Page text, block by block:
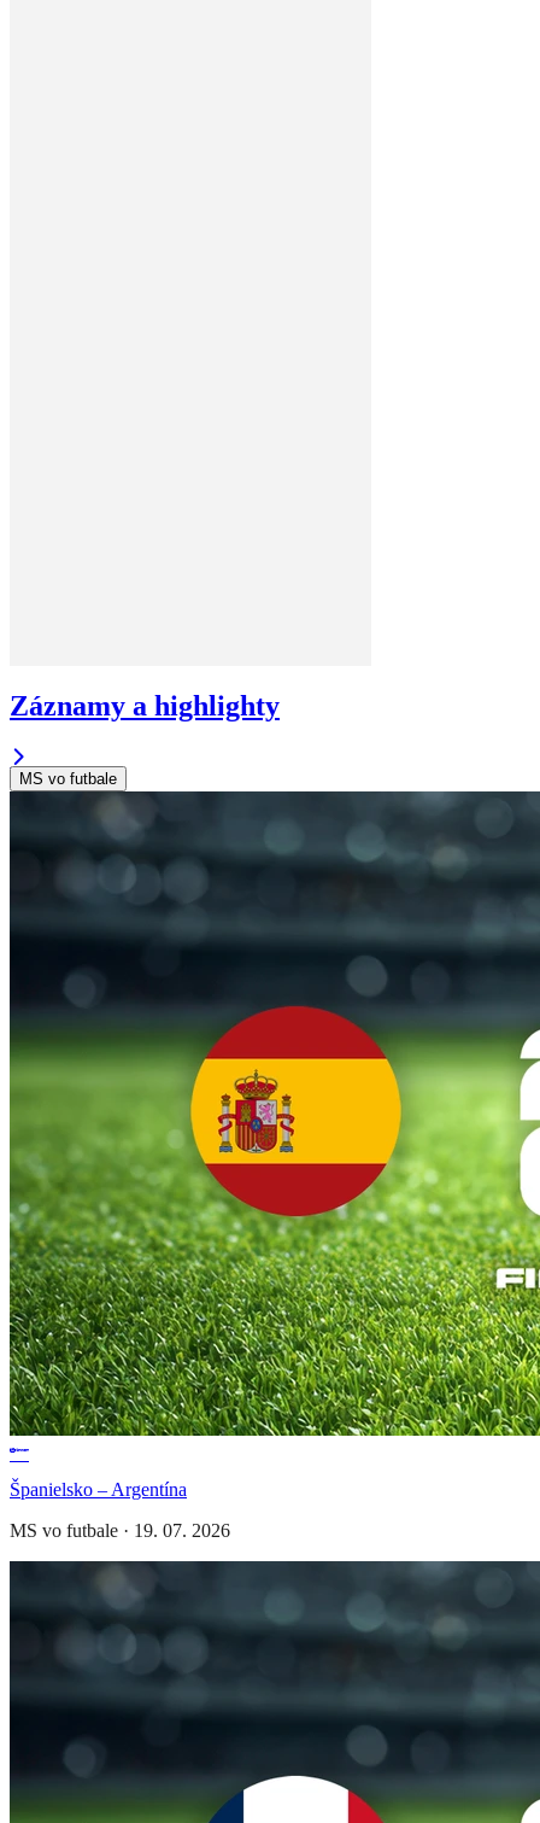
Záznamy a highlighty
MS vo futbale
Španielsko – Argentína
MS vo futbale · 19. 07. 2026